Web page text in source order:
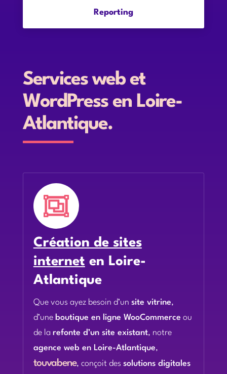
Reporting
Services web et
WordPress en Loire-
Atlantique.

Création de sites
internet en Loire-
Atlantique
Que vous ayez besoin d’un site vitrine,
d’une boutique en ligne WooCommerce ou
de la refonte d’un site existant, notre
agence web en Loire-Atlantique,
touvabene, conçoit dessolutions digitales